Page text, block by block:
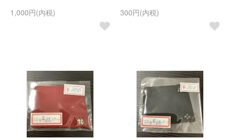
1,000円(内税) 300円(内税)